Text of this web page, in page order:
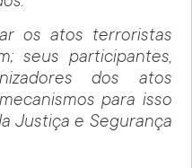
os atos terroristas
seus participantes,
dos atos
para isso
Justiça e Segurança